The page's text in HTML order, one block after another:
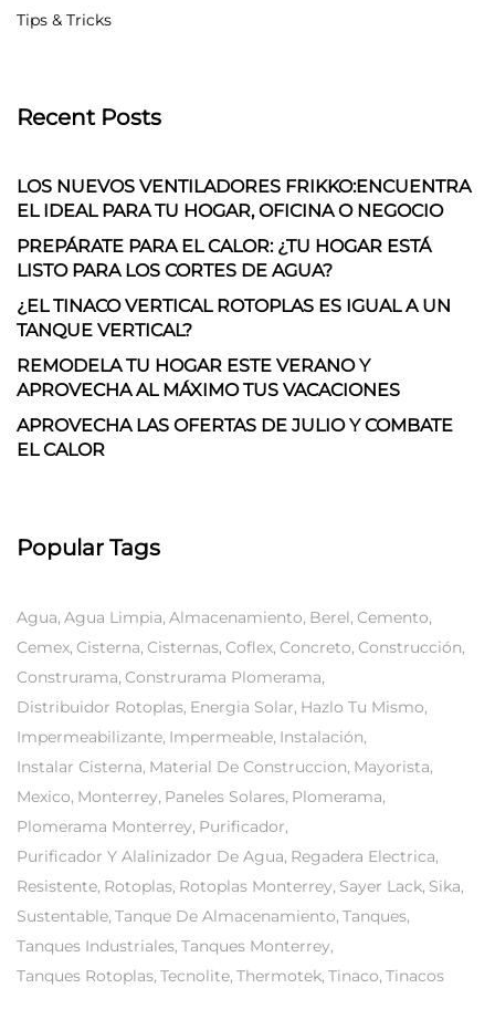
Tips & Tricks
Recent Posts
LOS NUEVOS VENTILADORES FRIKKO:ENCUENTRA
EL IDEAL PARA TU HOGAR, OFICINA O NEGOCIO
PREPÁRATE PARA EL CALOR: ¿TU HOGAR ESTÁ
LISTO PARA LOS CORTES DE AGUA?
¿EL TINACO VERTICAL ROTOPLAS ES IGUAL A UN
TANQUE VERTICAL?
REMODELA TU HOGAR ESTE VERANO Y
APROVECHA AL MÁXIMO TUS VACACIONES
APROVECHA LAS OFERTAS DE JULIO Y COMBATE
EL CALOR
Popular Tags
Agua Agua Limpia Almacenamiento Berel Cemento
Cemex Cisterna Cisternas Coflex Concreto Construcción
Construrama Construrama Plomerama
Distribuidor Rotoplas Energia Solar Hazlo Tu Mismo
Impermeabilizante Impermeable Instalación
Instalar Cisterna Material De Construccion Mayorista
Mexico Monterrey Paneles Solares Plomerama
Plomerama Monterrey Purificador
Purificador Y Alalinizador De Agua Regadera Electrica
Resistente Rotoplas Rotoplas Monterrey Sayer Lack Sika
Sustentable Tanque De Almacenamiento Tanques
Tanques Industriales Tanques Monterrey
Tanques Rotoplas Tecnolite Thermotek Tinaco Tinacos